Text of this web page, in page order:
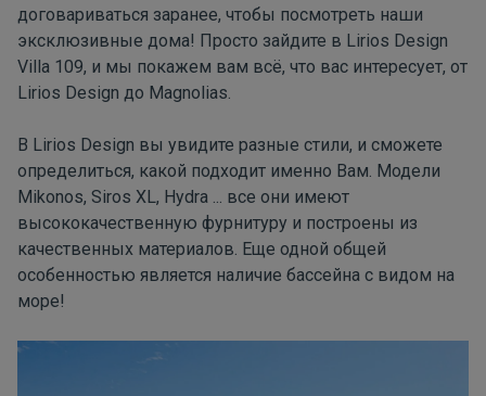
договариваться заранее, чтобы посмотреть наши
эксклюзивные дома! Просто зайдите в Lirios Design
Villa 109, и мы покажем вам всё, что вас интересует, от
Lirios Design до Magnolias.
В Lirios Design вы увидите разные стили, и сможете
определиться, какой подходит именно Вам. Модели
Mikonos, Siros XL, Hydra ... все они имеют
высококачественную фурнитуру и построены из
качественных материалов. Еще одной общей
особенностью является наличие бассейна с видом на
море!